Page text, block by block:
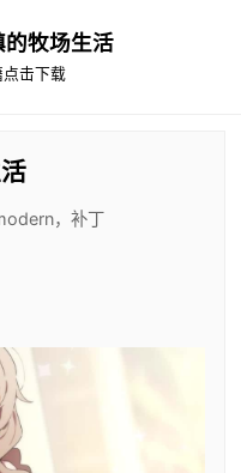
牧场生活
点击下载
，补丁